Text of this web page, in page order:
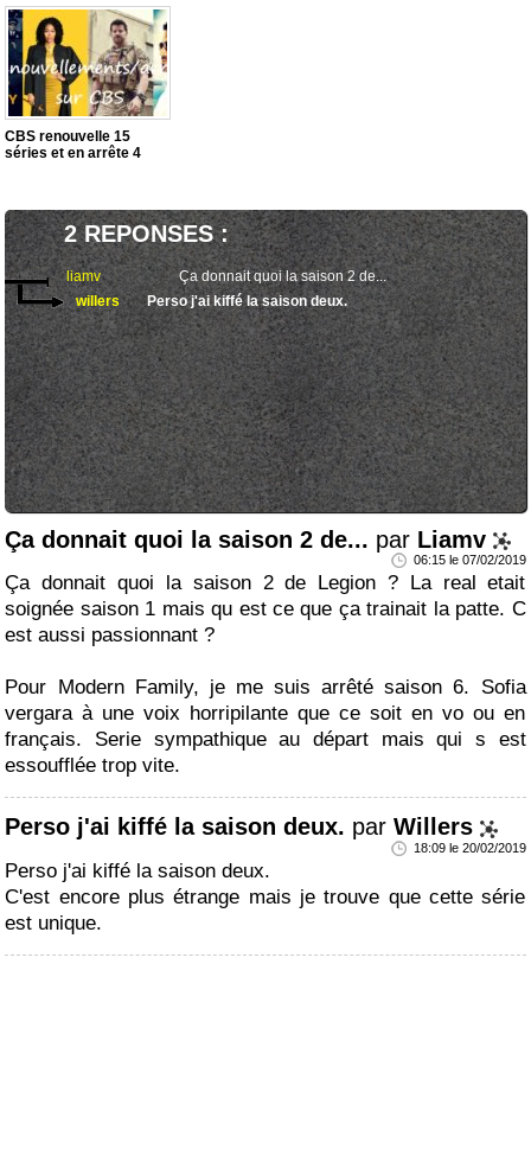
CBS renouvelle 15
séries et en arrête 4
2 REPONSES :
liamv
Ça donnait quoi la saison 2 de...
willers
Perso j'ai kiffé la saison deux.
Ça donnait quoi la saison 2 de... par Liamv
06:15 le 07/02/2019
Ça donnait quoi la saison 2 de Legion ? La real etait
soignée saison 1 mais qu est ce que ça trainait la patte. C
est aussi passionnant ?
Pour Modern Family, je me suis arrêté saison 6. Sofia
vergara à une voix horripilante que ce soit en vo ou en
français. Serie sympathique au départ mais qui s est
essoufflée trop vite.
Perso j'ai kiffé la saison deux. parWillers
18:09 le 20/02/2019
Perso j'ai kiffé la saison deux.
C'est encore plus étrange mais je trouve que cette série
est unique.